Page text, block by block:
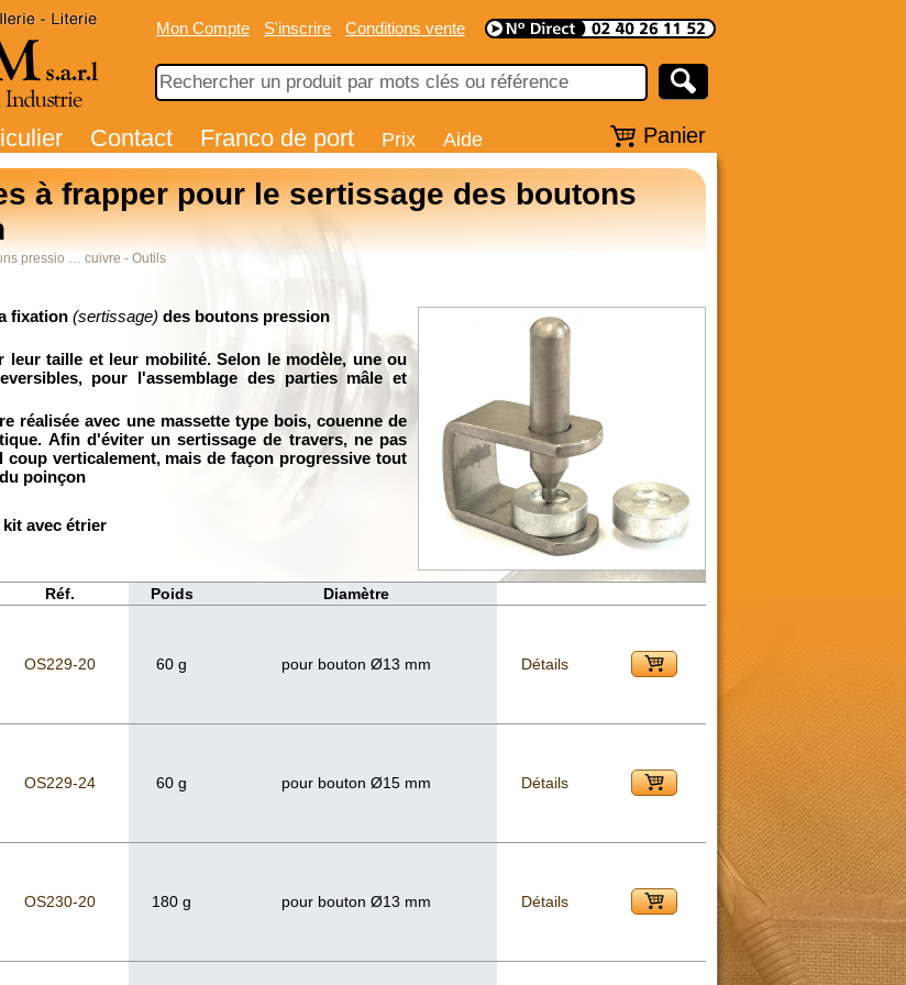
Mon Compte S'inscrire Conditions vente
Contact Franco de port Prix Aide Panier
à frapper pour le sertissage des boutons
pressio … cuivre - Outils
fixation (sertissage) des boutons pression
leur taille et leur mobilité. Selon le modèle, une ou
pour l'assemblage des parties mâle et
réalisée avec une massette type bois, couenne de
Afin d'éviter un sertissage de travers, ne pas
coup verticalement, mais de façon progressive tout
poinçon
kit avec étrier
Réf. Poids Diamètre
OS229-20 60 g pour bouton Ø13 mm Détails
OS229-24 60 g pour bouton Ø15 mm Détails
OS230-20 180 g pour bouton Ø13 mm Détails